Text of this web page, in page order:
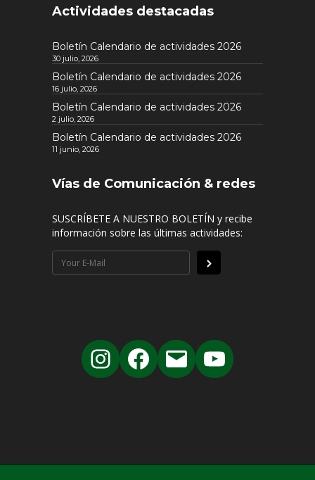
Actividades destacadas
Boletín Calendario de actividades 2026
30 julio, 2026
Boletín Calendario de actividades 2026
16 julio, 2026
Boletín Calendario de actividades 2026
2 julio, 2026
Boletín Calendario de actividades 2026
11 junio, 2026
Vías de Comunicación & redes
SUSCRÍBETE A NUESTRO BOLETÍN y recibe
información sobre las últimas actividades: